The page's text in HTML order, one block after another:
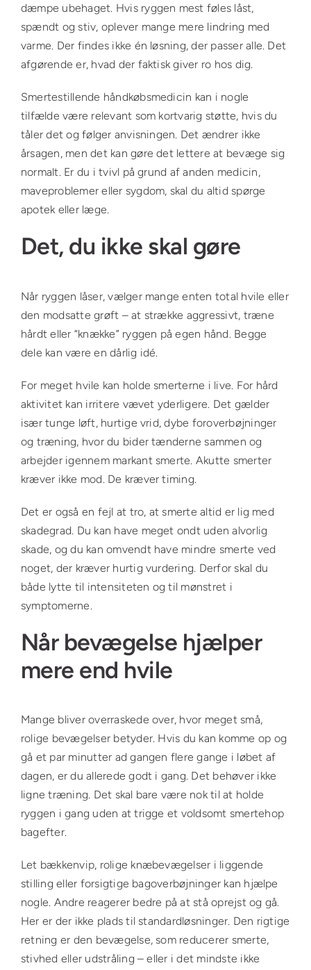
dæmpe ubehaget. Hvis ryggen mest føles låst,
spændt og stiv, oplever mange mere lindring med
varme. Der findes ikke én løsning, der passer alle. Det
afgørende er, hvad der faktisk giver ro hos dig.
Smertestillende håndkøbsmedicin kan i nogle
tilfælde være relevant som kortvarig støtte, hvis du
tåler det og følger anvisningen. Det ændrer ikke
årsagen, men det kan gøre det lettere at bevæge sig
normalt. Er du i tvivl på grund af anden medicin,
maveproblemer eller sygdom, skal du altid spørge
apotek eller læge.
Det, du ikke skal gøre
Når ryggen låser, vælger mange enten total hvile eller
den modsatte grøft – at strække aggressivt, træne
hårdt eller “knække” ryggen på egen hånd. Begge
dele kan være en dårlig idé.
For meget hvile kan holde smerterne i live. For hård
aktivitet kan irritere vævet yderligere. Det gælder
især tunge løft, hurtige vrid, dybe foroverbøjninger
og træning, hvor du bider tænderne sammen og
arbejder igennem markant smerte. Akutte smerter
kræver ikke mod. De kræver timing.
Det er også en fejl at tro, at smerte altid er lig med
skadegrad. Du kan have meget ondt uden alvorlig
skade, og du kan omvendt have mindre smerte ved
noget, der kræver hurtig vurdering. Derfor skal du
både lytte til intensiteten og til mønstret i
symptomerne.
Når bevægelse hjælper
mere end hvile
Mange bliver overraskede over, hvor meget små,
rolige bevægelser betyder. Hvis du kan komme op og
gå et par minutter ad gangen flere gange i løbet af
dagen, er du allerede godt i gang. Det behøver ikke
ligne træning. Det skal bare være nok til at holde
ryggen i gang uden at trigge et voldsomt smertehop
bagefter.
Let bækkenvip, rolige knæbevægelser i liggende
stilling eller forsigtige bagoverbøjninger kan hjælpe
nogle. Andre reagerer bedre på at stå oprejst og gå.
Her er der ikke plads til standardløsninger. Den rigtige
retning er den bevægelse, som reducerer smerte,
stivhed eller udstråling – eller i det mindste ikke